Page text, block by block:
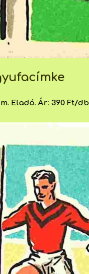
Eladó. Ár: 390 Ft/db